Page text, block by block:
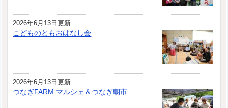
2026年6月13日更新
こどものともおはなし会
2026年6月13日更新
つなぎFARM マルシェ＆つなぎ朝市